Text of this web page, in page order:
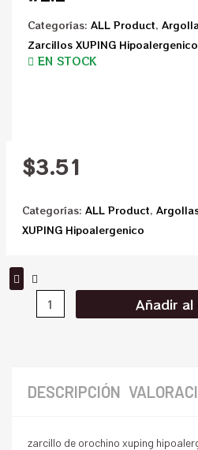
Categorías: ALL Product,
Zarcillos XUPING Hipoalergenico
EN STOCK
$3.51
Categorías: ALL Product,
XUPING Hipoalergenico
Añadir
DESCRIPCIÓN
zarcillo de orochino xuping